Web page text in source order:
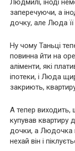
Людмилі, іноді
заперечуючи, а
дочку, але Люда
Ну чому Таньці
повинна йти на
аліменти, які
іпотеки, і Люда
закриють,
А тепер виходить,
купував квартиру
дочки, а Людочка
нехай він і